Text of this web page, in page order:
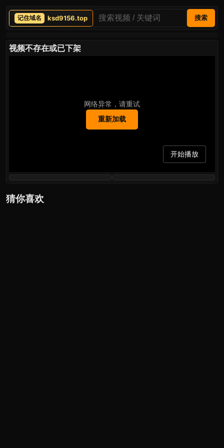
ksd9156.top 搜索
视频不存在或已下架
网络异常，请重试
重新加载
开始播放
猜你喜欢